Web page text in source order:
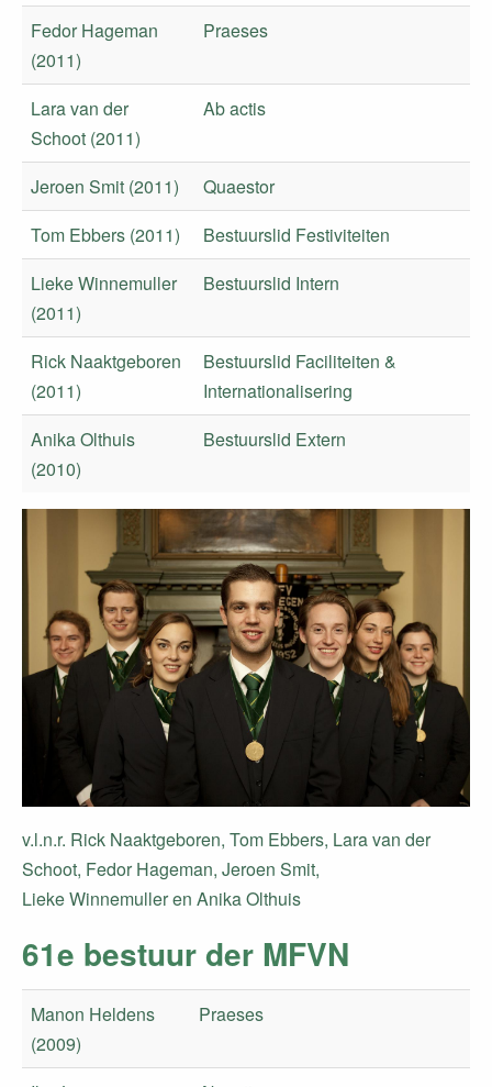
Fedor Hageman
(2011)
Praeses
Lara van der
Schoot (2011)
Ab actis
Jeroen Smit (2011)
Quaestor
Tom Ebbers (2011)
Bestuurslid Festiviteiten
Lieke Winnemuller
(2011)
Bestuurslid Intern
Rick Naaktgeboren
(2011)
Bestuurslid Faciliteiten &
Internationalisering
Anika Olthuis
(2010)
Bestuurslid Extern
v.l.n.r. Rick Naaktgeboren, Tom Ebbers, Lara van der
Schoot, Fedor Hageman, Jeroen Smit,
​Lieke Winnemuller en Anika Olthuis
61e bestuur der MFVN
Manon Heldens
(2009)
Praeses